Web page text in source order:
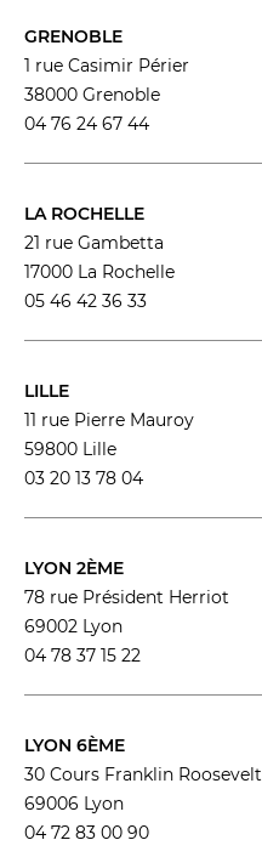
GRENOBLE
1 rue Casimir Périer
38000 Grenoble
04 76 24 67 44
LA ROCHELLE
21 rue Gambetta
17000 La Rochelle
05 46 42 36 33
LILLE
11 rue Pierre Mauroy
59800 Lille
03 20 13 78 04
LYON 2ÈME
78 rue Président Herriot
69002 Lyon
04 78 37 15 22
LYON 6ÈME
30 Cours Franklin Roosevelt
69006 Lyon
04 72 83 00 90